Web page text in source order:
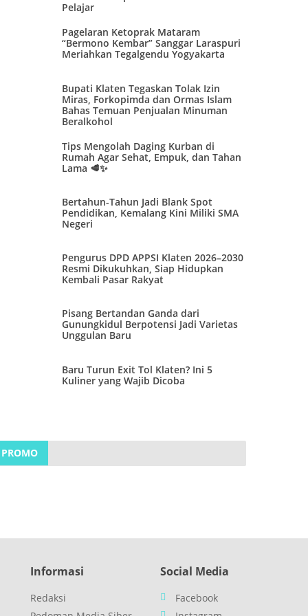
Pelajar
Pagelaran Ketoprak Mataram
“Bermono Kembar” Sanggar Laraspuri
Meriahkan Tegalgendu Yogyakarta
Bupati Klaten Tegaskan Tolak Izin
Miras, Forkopimda dan Ormas Islam
Bahas Temuan Penjualan Minuman
Beralkohol
Tips Mengolah Daging Kurban di
Rumah Agar Sehat, Empuk, dan Tahan
Lama 🥩✨
Bertahun-Tahun Jadi Blank Spot
Pendidikan, Kemalang Kini Miliki SMA
Negeri
Pengurus DPD APPSI Klaten 2026–2030
Resmi Dikukuhkan, Siap Hidupkan
Kembali Pasar Rakyat
Pisang Bertandan Ganda dari
Gunungkidul Berpotensi Jadi Varietas
Unggulan Baru
Baru Turun Exit Tol Klaten? Ini 5
Kuliner yang Wajib Dicoba
PROMO
Informasi
Redaksi
Social Media
Facebook